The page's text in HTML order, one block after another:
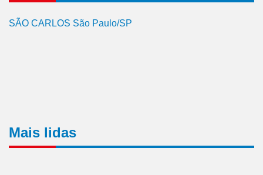
SÃO CARLOS São Paulo/SP
Mais lidas